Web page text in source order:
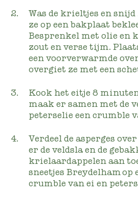
Was de krieltjes en snijd
ze op een bakplaat
Besprenkel met olie en
zout en verse tijm.
een voorverwarmde
overgiet ze met een
Kook het eitje 8
maak er samen met de
peterselie een crumble
Verdeel de asperges
er de veldsla en de
krielaardappelen aan
sneetjes Breydelham op
crumble van ei en